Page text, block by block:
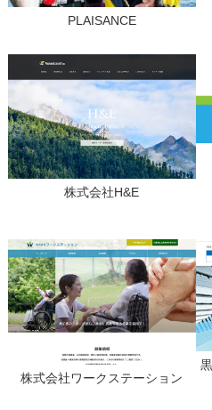
PLAISANCE
株式会社H&E
株式会社ワークステーション